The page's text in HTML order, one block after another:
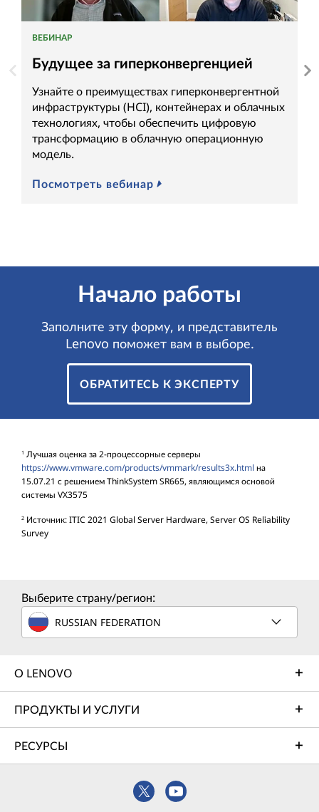
ВЕБИНАР
Будущее за гиперконвергенцией
Узнайте о преимуществах гиперконвергентной
инфраструктуры (HCI), контейнерах и облачных
технологиях, чтобы обеспечить цифровую
трансформацию в облачную операционную
модель.
Посмотреть вебинар
Начало работы
Заполните эту форму, и представитель
Lenovo поможет вам в выборе.
ОБРАТИТЕСЬ К ЭКСПЕРТУ
1 Лучшая оценка за 2-процессорные серверы
https://www.vmware.com/products/vmmark/results3x.html на
15.07.21 с решением ThinkSystem SR665, являющимся основой
системы VX3575
2 Источник: ITIC 2021 Global Server Hardware, Server OS Reliability
Survey
Выберите страну/регион:
RUSSIAN FEDERATION
О LENOVO
ПРОДУКТЫ И УСЛУГИ
РЕСУРСЫ